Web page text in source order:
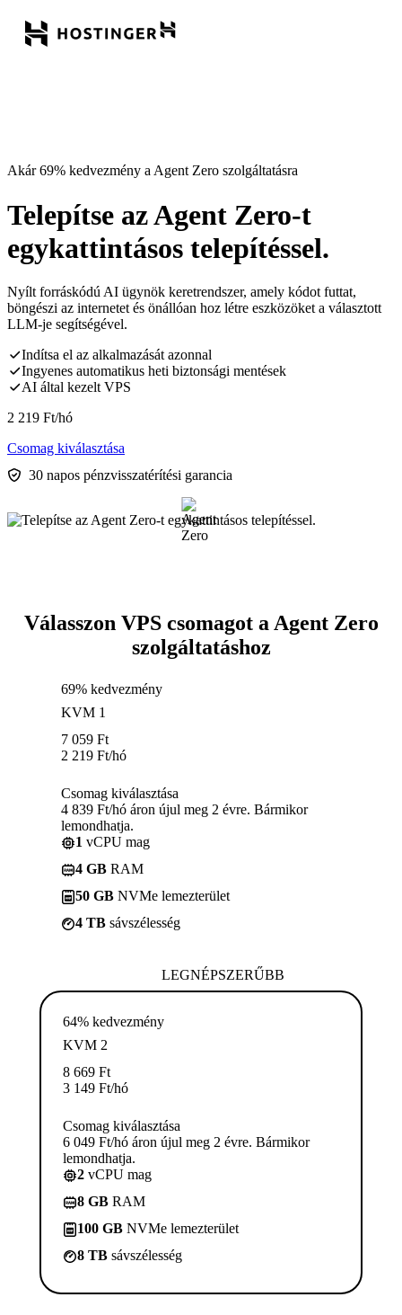
Akár 69% kedvezmény a Agent Zero szolgáltatásra
Telepítse az Agent Zero-t
egykattintásos telepítéssel.
Nyílt forráskódú AI ügynök keretrendszer, amely kódot futtat,
böngészi az internetet és önállóan hoz létre eszközöket a választott
LLM-je segítségével.
Indítsa el az alkalmazását azonnal
Ingyenes automatikus heti biztonsági mentések
AI által kezelt VPS
2 219 Ft/hó
Csomag kiválasztása
30 napos pénzvisszatérítési garancia
Válasszon VPS csomagot a Agent Zero
szolgáltatáshoz
69% kedvezmény
KVM 1
7 059 Ft
2 219 Ft/hó
Csomag kiválasztása
4 839 Ft/hó áron újul meg 2 évre. Bármikor
lemondhatja.
1 vCPU mag
4 GB RAM
50 GB NVMe lemezterület
4 TB sávszélesség
LEGNÉPSZERŰBB
64% kedvezmény
KVM 2
8 669 Ft
3 149 Ft/hó
Csomag kiválasztása
6 049 Ft/hó áron újul meg 2 évre. Bármikor
lemondhatja.
2 vCPU mag
8 GB RAM
100 GB NVMe lemezterület
8 TB sávszélesség